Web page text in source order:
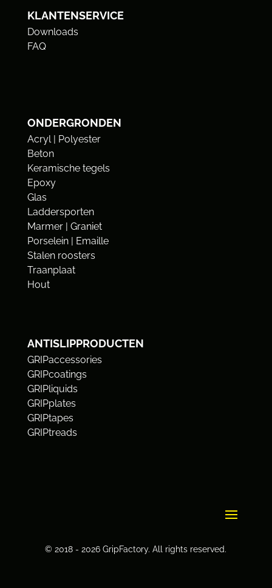
KLANTENSERVICE
Downloads
FAQ
ONDERGRONDEN
Acryl | Polyester
Beton
Keramische tegels
Epoxy
Glas
Laddersporten
Marmer | Graniet
Porselein | Emaille
Stalen roosters
Traanplaat
Hout
ANTISLIPPRODUCTEN
GRIPaccessories
GRIPcoatings
GRIPliquids
GRIPplates
GRIPtapes
GRIPtreads
© 2018 - 2026 GripFactory. All rights reserved.